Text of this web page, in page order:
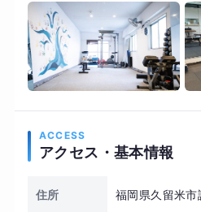
ACCESS
アクセス・基本情報
住所 福岡県久留米